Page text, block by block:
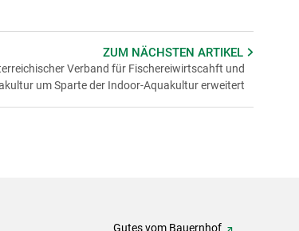
ZUM NÄCHSTENARTIKEL
Verband für Fischereiwirtscahft und
um Sparte der Indoor-Aquakultur erweitert
Gutes vom Bauernhof